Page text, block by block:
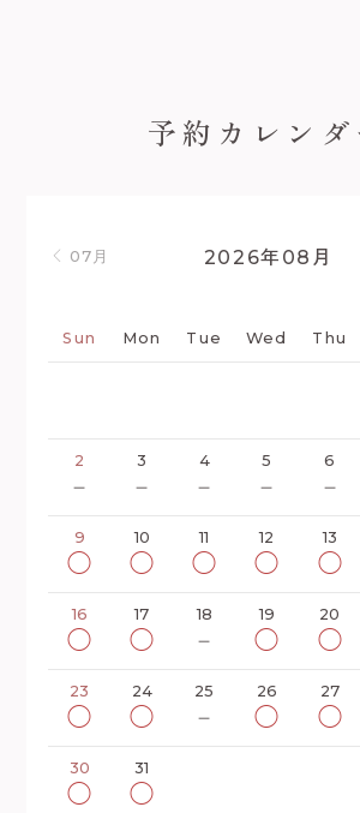
予約カレンダ
2026年 08 月
07月
Sun Mon Tue Wed Thu
2
－
3
－
4
－
5
－
6
－
9
◯
10
◯
11
◯
12
◯
13
◯
16
◯
17
◯
18
－
19
◯
20
◯
23
◯
24
◯
25
－
26
◯
27
◯
30
◯
31
◯